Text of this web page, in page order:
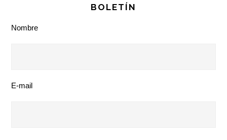
BOLETÍN
Nombre
E-mail